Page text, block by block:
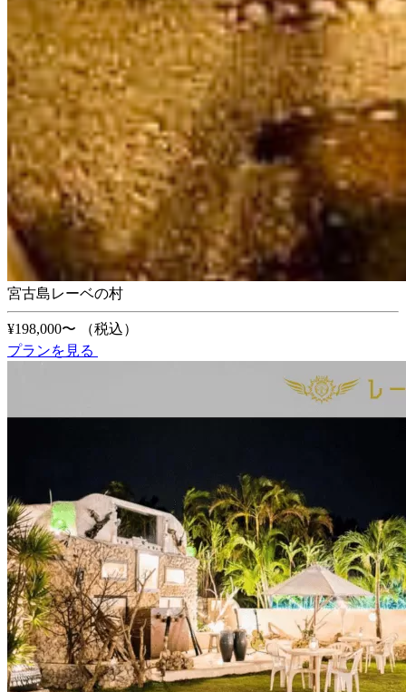
宮古島レーベの村
¥198,000〜
（税込）
プランを見る